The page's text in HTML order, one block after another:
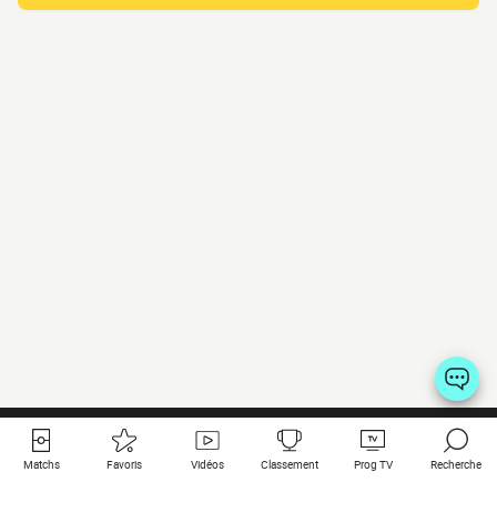
Matchs Favoris Vidéos Classement Prog TV Recherche